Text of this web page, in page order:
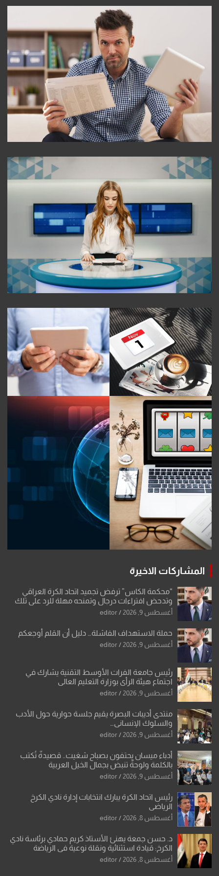
المشاركات الاخيرة
“محكمة الكاس” ترفض تجميد اتحاد الكرة العراقي
وتدحض افتراءات درجال وتمنحه مهلة للرد على تلك
الشكوى
أغسطس 9, 2026 editor
حملة الاستهداف الفاشلة… دليل أن القلم أوجعكم
أغسطس 9, 2026 editor
رئيس جامعة الفرات الأوسط التقنية يشارك في
اجتماع هيئة الرأي بوزارة التعليم العالي
أغسطس 9, 2026 editor
منتدى أديبات البصرة يقيم جلسة حوارية حول الأدب
والسلوك الإنساني…
أغسطس 9, 2026 editor
أدباء ميسان يحتفون بصباح شغيت.. قصيدةٌ تُكتب
بالكلمة ولوحةٌ تنبض بجمال الخيل العربية
أغسطس 9, 2026 editor
رئيس اتحاد الكرة يبارك انتخابات إدارة نادي الكرخ
الرياضي
أغسطس 8, 2026 editor
د. حسن جمعة يهنئ الأستاذ كريم حمادي برئاسة نادي
الكرخ: قيادة استثنائية ونقلة نوعية في الرياضة
العراقية
أغسطس 8, 2026 editor